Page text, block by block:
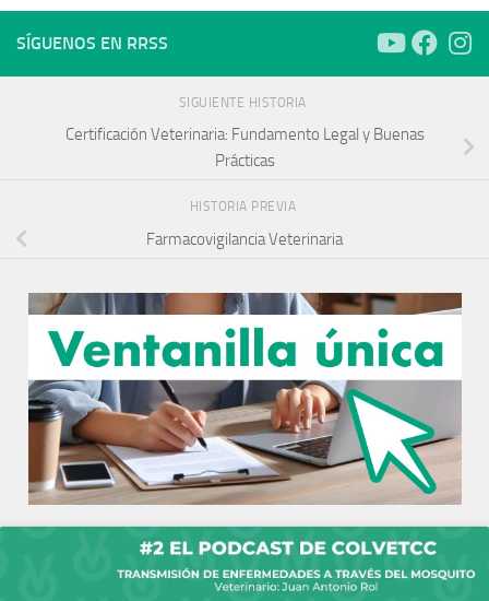
SÍGUENOS EN RRSS
SIGUIENTE HISTORIA
Certificación Veterinaria: Fundamento Legal y Buenas
Prácticas
HISTORIA PREVIA
Farmacovigilancia Veterinaria